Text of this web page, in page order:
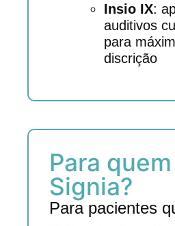
Insio IX:
auditivos
para
discrição
Para
Signia?
Para pacientes